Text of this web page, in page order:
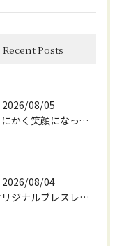
Recent Posts
2026/08/05
とにかく笑顔になっていただきたくて😊
2026/08/04
オリジナルブレスレット作成してみました😊